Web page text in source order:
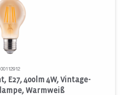
00112912
E27, 400lm 4W, Vintage-
Warmweiß